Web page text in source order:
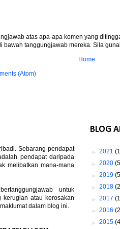
atas apa-apa komen yang
bawah tanggungjawab mereka. Sila
Home
(Atom)
Sebarang pendapat
pendapat daripada
melibatkan mana-mana
untuk
kerugian atau kerosakan
dalam blog ini.
BLOG
► 2021
► 2020
► 2019
► 2018
► 2017
► 2016
► 2015